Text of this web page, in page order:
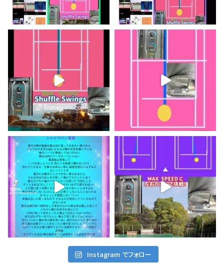
Instagram でフォロー